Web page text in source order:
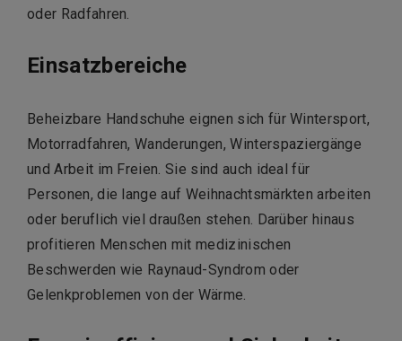
oder Radfahren.
Einsatzbereiche
Beheizbare Handschuhe eignen sich für Wintersport,
Motorradfahren, Wanderungen, Winterspaziergänge
und Arbeit im Freien.Sie sind auch ideal für
Personen, die lange auf Weihnachtsmärkten arbeiten
oder beruflich viel draußen stehen. Darüber hinaus
profitieren Menschen mit medizinischen
Beschwerden wie Raynaud-Syndrom oder
Gelenkproblemen von der Wärme.